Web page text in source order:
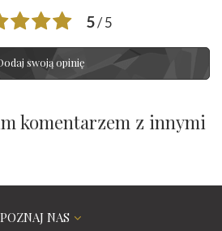
5/ 5
swoją opinię
komentarzem z innymi
POZNAJ NAS